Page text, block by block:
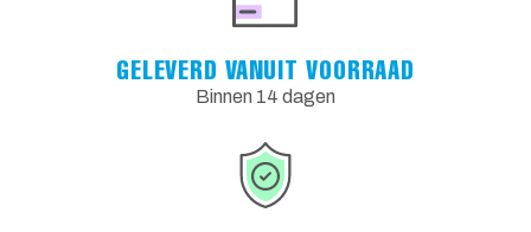
GELEVERD VANUIT VOORRAAD
Binnen 14 dagen